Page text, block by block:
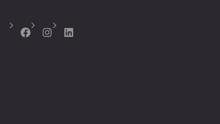
Facebook
Instagram
LinkedIn